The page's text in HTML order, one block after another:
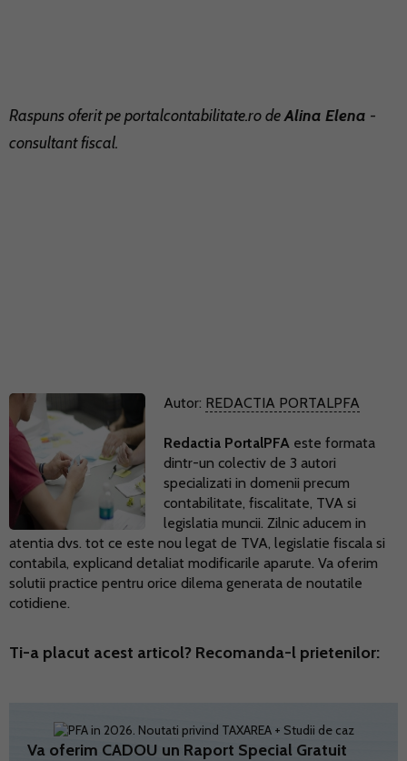
Raspuns oferit peportalcontabilitate.rodeAlina Elena -
consultant fiscal.
Autor: REDACTIA PORTALPFA
Redactia PortalPFA este formata
dintr-un colectiv de 3 autori
specializati in domenii precum
contabilitate, fiscalitate, TVA si
legislatia muncii. Zilnic aducem in
atentia dvs. tot ce este nou legat de TVA, legislatie fiscala si
contabila, explicand detaliat modificarile aparute. Va oferim
solutii practice pentru orice dilema generata de noutatile
cotidiene.
Ti-a placut acest articol? Recomanda-l prietenilor:
Va oferim CADOU un Raport Special Gratuit